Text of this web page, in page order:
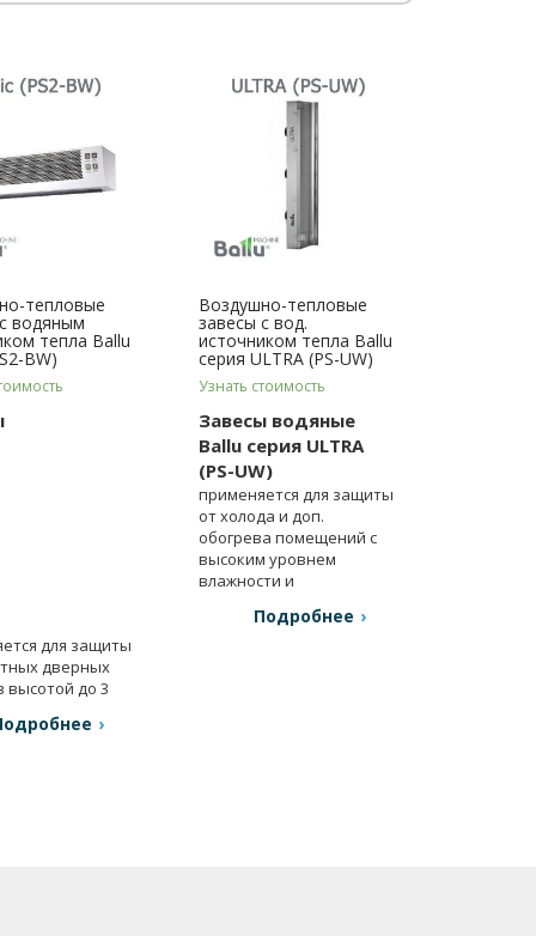
тепловые
водяным
тепла Ballu
BW)
для защиты
дверных
высотой до 3
Воздушно-тепловые
завесы с вод.
источником тепла Ballu
серия ULTRA (PS-UW)
Узнать стоимость
Завесы водяные
Ballu серия ULTRA
(PS-UW)
применяется для защиты
от холода и доп.
обогрева помещений с
высоким уровнем
влажности и
Подробнее